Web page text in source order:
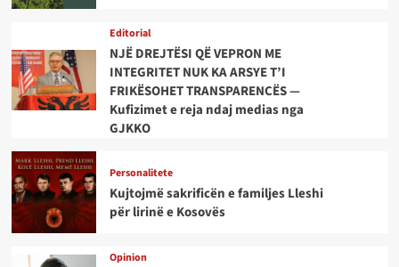
Editorial
NJË DREJTËSI QË VEPRON ME
INTEGRITET NUK KA ARSYE T’I
FRIKËSOHET TRANSPARENCËS —
Kufizimet e reja ndaj medias nga
GJKKO
Personalitete
Kujtojmë sakrificën e familjes Lleshi
për lirinë e Kosovës
Opinion